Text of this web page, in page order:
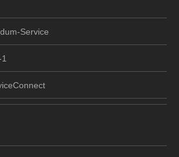
Service